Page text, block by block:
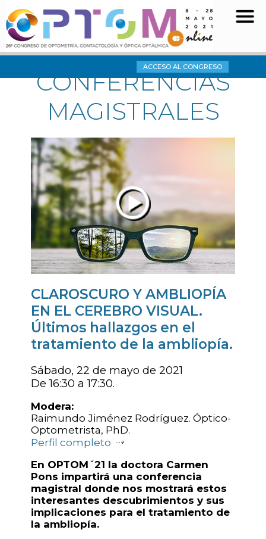
ACCESO AL CONGRESO
CONFERENCIAS
MAGISTRALES
CLAROSCURO Y AMBLIOPÍA
EN EL CEREBRO VISUAL.
Últimos hallazgos en el
tratamiento de la ambliopía.
Sábado, 22 de mayo de 2021
De 16:30 a 17:30.
Modera:
Raimundo Jiménez Rodríguez. Óptico-
Optometrista, PhD.
Perfil completo
En OPTOM´21 la doctora Carmen
Pons impartirá una conferencia
magistral donde nos mostrará estos
interesantes descubrimientos y sus
implicaciones para el tratamiento de
la ambliopía.